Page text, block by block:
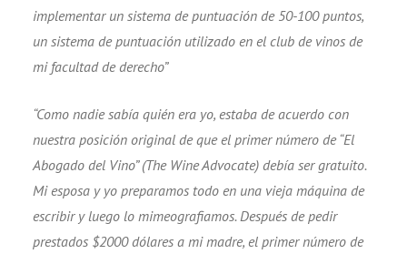
implementar un sistema de puntuación de 50-100 puntos,
un sistema de puntuación utilizado en el club de vinos de
mi facultad de derecho”
“Como nadie sabía quién era yo, estaba de acuerdo con
nuestra posición original de que el primer número de “El
Abogado del Vino” (The Wine Advocate) debía ser gratuito.
Mi esposa y yo preparamos todo en una vieja máquina de
escribir y luego lo mimeografiamos. Después de pedir
prestados $2000 dólares a mi madre, el primer número de